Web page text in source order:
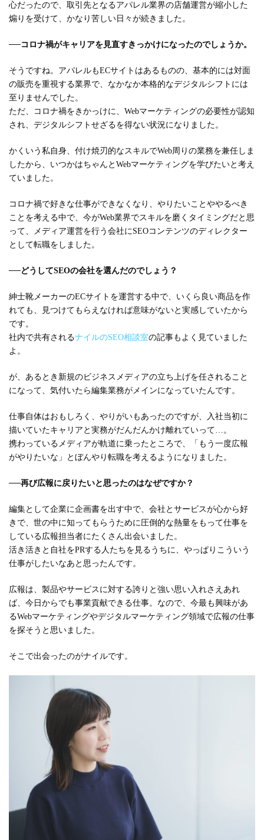
心だったので、取引先となるアパレル業界の店舗運営が縮小した
煽りを受けて、かなり苦しい日々が続きました。
──コロナ禍がキャリアを見直すきっかけになったのでしょうか。
そうですね。アパレルもECサイトはあるものの、基本的には対面
の販売を重視する業界で、なかなか本格的なデジタルシフトには
至りませんでした。
ただ、コロナ禍をきかっけに、Webマーケティングの必要性が認知
され、デジタルシフトせざるを得ない状況になりました。
かくいう私自身、付け焼刃的なスキルでWeb周りの業務を兼任しま
したから、いつかはちゃんとWebマーケティングを学びたいと考え
ていました。
コロナ禍で好きな仕事ができなくなり、やりたいことややるべき
ことを考える中で、今がWeb業界でスキルを磨くタイミングだと思
って、メディア運営を行う会社にSEOコンテンツのディレクター
として転職をしました。
──どうしてSEOの会社を選んだのでしょう？
紳士靴メーカーのECサイトを運営する中で、いくら良い商品を作
れても、見つけてもらえなければ意味がないと実感していたから
です。
社内で共有されるナイルのSEO相談室の記事もよく見ていました
よ。
が、あるとき新規のビジネスメディアの立ち上げを任されること
になって、気付いたら編集業務がメインになっていたんです。
仕事自体はおもしろく、やりがいもあったのですが、入社当初に
描いていたキャリアと実務がだんだんかけ離れていって…。
携わっているメディアが軌道に乗ったところで、「もう一度広報
がやりたいな」とぼんやり転職を考えるようになりました。
──再び広報に戻りたいと思ったのはなぜですか？
編集として企業に企画書を出す中で、会社とサービスが心から好
きで、世の中に知ってもらうために圧倒的な熱量をもって仕事を
している広報担当者にたくさん出会いました。
活き活きと自社をPRする人たちを見るうちに、やっぱりこういう
仕事がしたいなあと思ったんです。
広報は、製品やサービスに対する誇りと強い思い入れさえあれ
ば、今日からでも事業貢献できる仕事。なので、今最も興味があ
るWebマーケティングやデジタルマーケティング領域で広報の仕事
を探そうと思いました。
そこで出会ったのがナイルです。